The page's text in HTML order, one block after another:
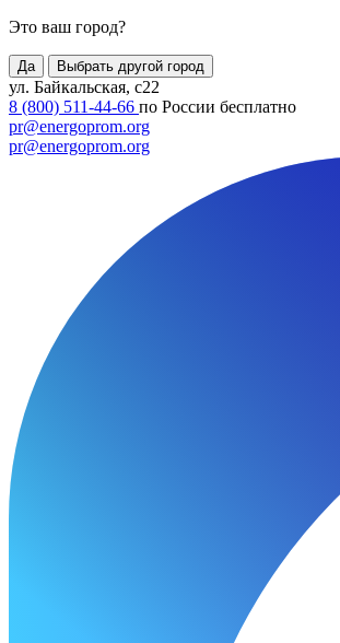
Это ваш город?
Да Выбрать другой город
ул. Байкальская, с22
8 (800) 511-44-66 по России бесплатно
pr@energoprom.org
pr@energoprom.org